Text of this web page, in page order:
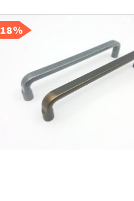
18%-